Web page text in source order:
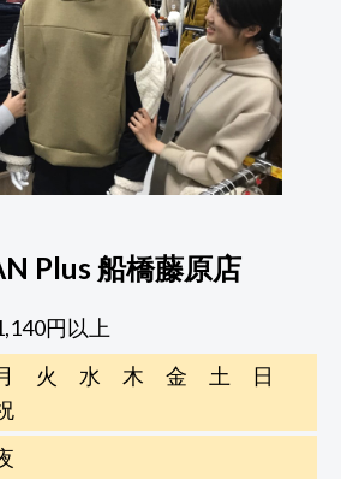
Plus 船橋藤原店
円以上
火 水 木 金 土 日